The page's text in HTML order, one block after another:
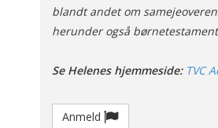
blandt andet om
herunder også
Se Helenes hjemmeside: TVC
Anmeld